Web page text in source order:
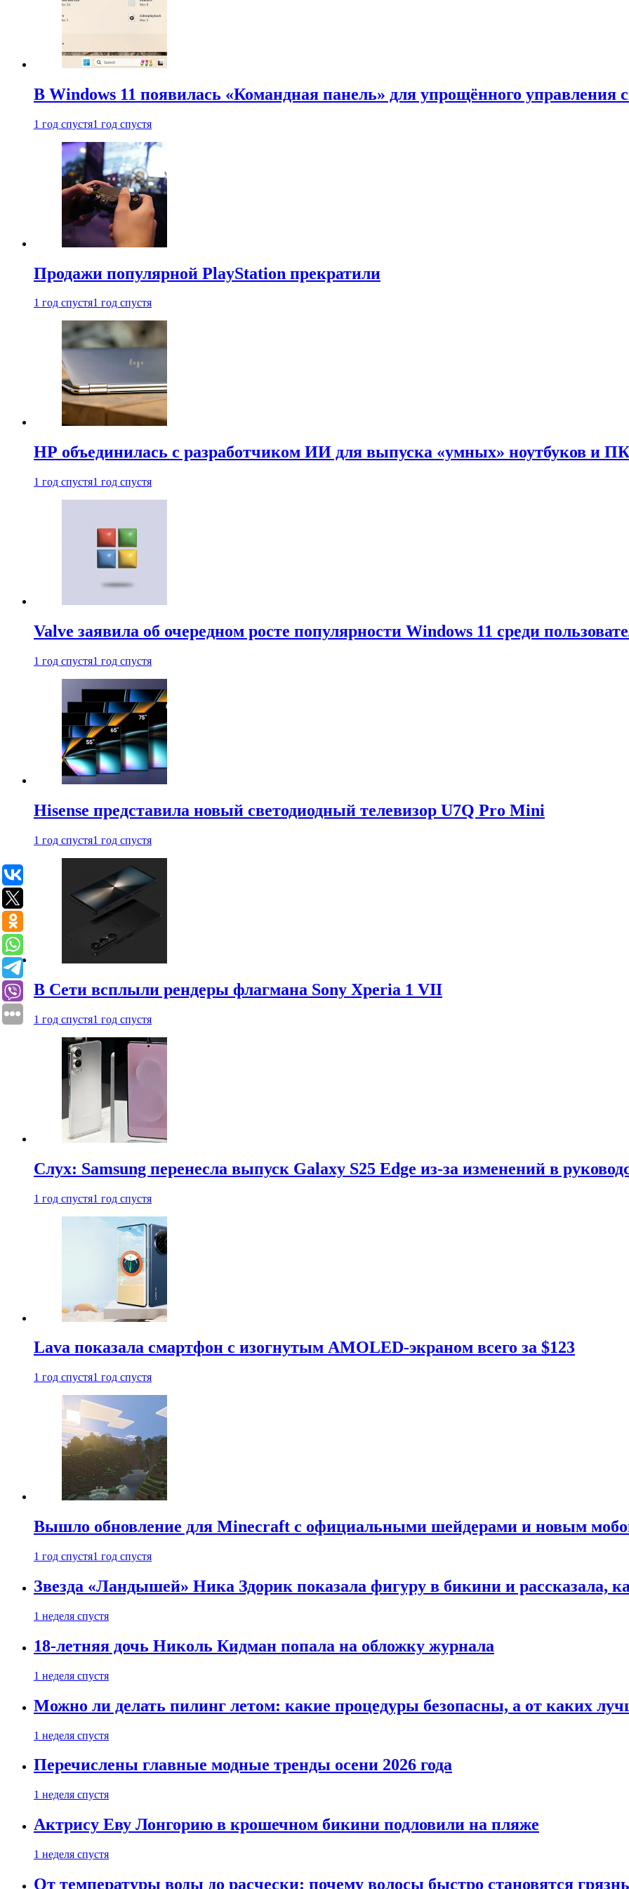
В Windows 11 появилась «Командная панель» для упрощённого управления
1 год спустя1 год спустя
Продажи популярной PlayStation прекратили
1 год спустя1 год спустя
HP объединилась с разработчиком ИИ для выпуска «умных» ноутбуков и ПК
1 год спустя1 год спустя
Valve заявила об очередном росте популярности Windows 11 среди
1 год спустя1 год спустя
Hisense представила новый светодиодный телевизор U7Q Pro Mini
1 год спустя1 год спустя
В Сети всплыли рендеры флагмана Sony Xperia 1 VII
1 год спустя1 год спустя
Слух: Samsung перенесла выпуск Galaxy S25 Edge из-за изменений в
1 год спустя1 год спустя
Lava показала смартфон с изогнутым AMOLED-экраном всего за $123
1 год спустя1 год спустя
Вышло обновление для Minecraft с официальными шейдерами и новым
1 год спустя1 год спустя
Звезда «Ландышей» Ника Здорик показала фигуру в бикини и рассказала,
1 неделя спустя
18-летняя дочь Николь Кидман попала на обложку журнала
1 неделя спустя
Можно ли делать пилинг летом: какие процедуры безопасны, а от каких
1 неделя спустя
Перечислены главные модные тренды осени 2026 года
1 неделя спустя
Актрису Еву Лонгорию в крошечном бикини подловили на пляже
1 неделя спустя
От температуры воды до расчески: почему волосы быстро становятся